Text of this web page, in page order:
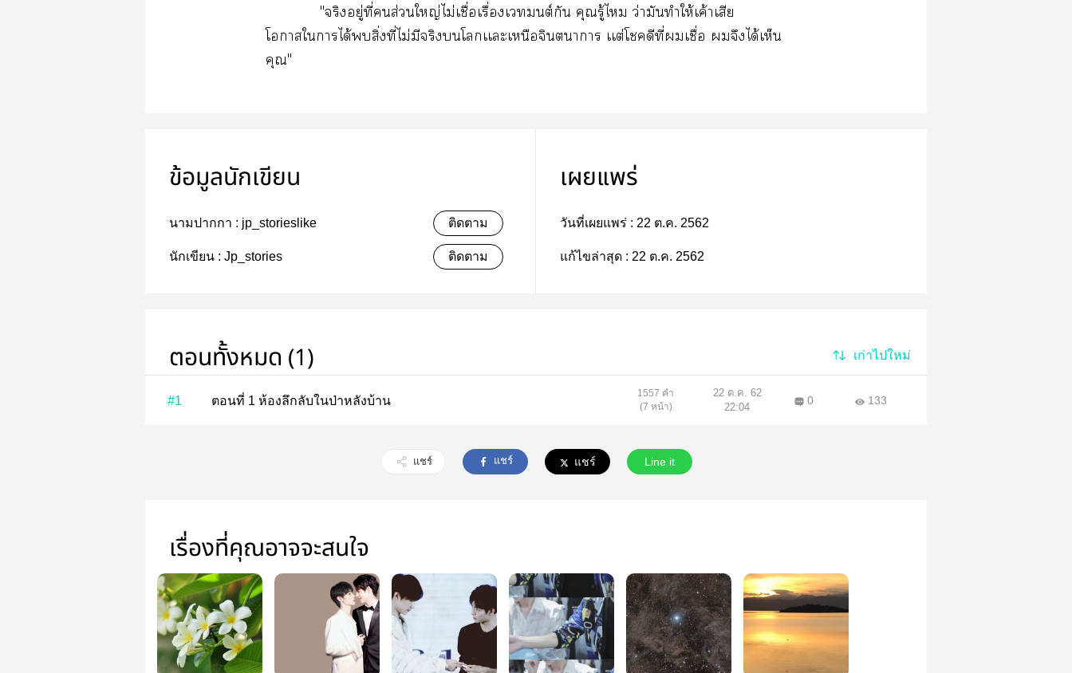
"จริงอยู่ที่ส่วนใหญ่ไม่เชื่อเรื่องเมนต์กัน คุณรู้ไ ว่ามันทำให้เค้าเสีย
โาใาได้สิ่งที่ไม่มีจริงโเเะเหนือจินตนาการ เเต่โดีที่เชื่อ จึงได้เห็น
คุณ"
ข้อมูลนักเขียน
นามปากกา : jp_storieslike ติดตาม
นักเขียน : Jp_stories ติดตาม
เผยแพร่
วันที่เผยแพร่ : 22 ต.ค. 2562
แก้ไขล่าสุด : 22 ต.ค. 2562
ตอนทั้งหมด (1) เก่าไปใหม่
#1 ตอนที่ 1 ห้องลึกลับในป่าหลังบ้าน
1557 คำ
(7 หน้า)
22 ต.ค. 62
22:04
0 133
แชร์ แชร์ แชร์ Line it
เรื่องที่คุณอาจจะสนใจ